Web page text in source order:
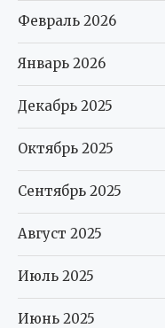
Февраль 2026
Январь 2026
Декабрь 2025
Октябрь 2025
Сентябрь 2025
Август 2025
Июль 2025
Июнь 2025